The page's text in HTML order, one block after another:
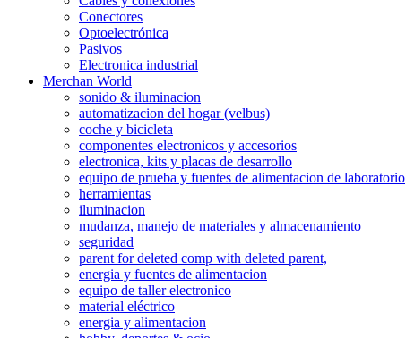
Conectores
Optoelectrónica
Pasivos
Electronica industrial
Merchan World
sonido & iluminacion
automatizacion del hogar (velbus)
coche y bicicleta
componentes electronicos y accesorios
electronica, kits y placas de desarrollo
equipo de prueba y fuentes de alimentacion de laboratorio
herramientas
iluminacion
mudanza, manejo de materiales y almacenamiento
seguridad
parent for deleted comp with deleted parent,
energia y fuentes de alimentacion
equipo de taller electronico
material eléctrico
energia y alimentacion